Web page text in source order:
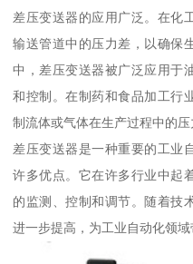
差压变送器的应用广泛。在化
输送管道中的压力差，以确保
中，差压变送器被广泛应用于
和控制。在制药和食品加工行
制流体或气体在生产过程中的压
差压变送器是一种重要的工业
许多优点。它在许多行业中起
的监测、控制和调节。随着技
进一步提高，为工业自动化领域